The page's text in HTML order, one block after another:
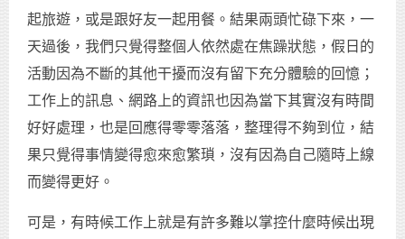
起旅遊，或是跟好友一起用餐。結果兩頭忙碌下來，一
天過後，我們只覺得整個人依然處在焦躁狀態，假日的
活動因為不斷的其他干擾而沒有留下充分體驗的回憶；
工作上的訊息、網路上的資訊也因為當下其實沒有時間
好好處理，也是回應得零零落落，整理得不夠到位，結
果只覺得事情變得愈來愈繁瑣，沒有因為自己隨時上線
而變得更好。
可是，有時候工作上就是有許多難以掌控什麼時候出現